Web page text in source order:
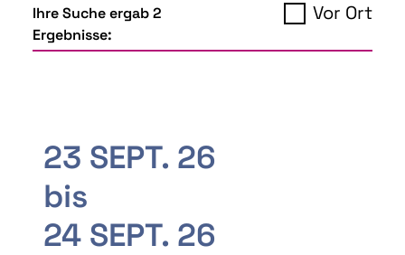
Ihre Suche ergab 2
Ergebnisse:
Vor Ort
23 SEPT. 26
bis
24 SEPT. 26